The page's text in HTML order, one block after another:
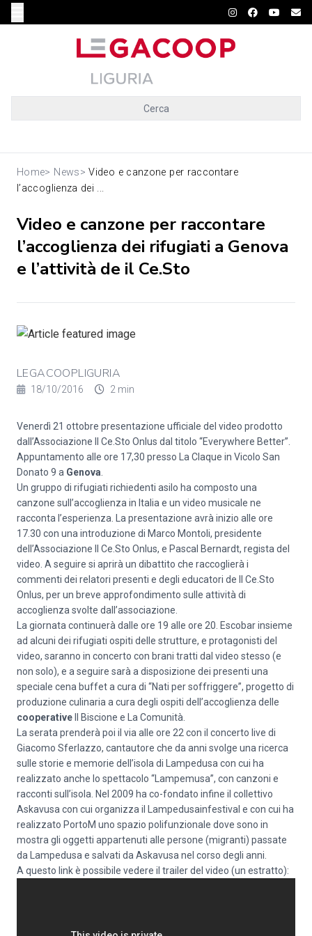
Cerca
Home> News> Video e canzone per raccontare
l’accoglienza dei ...
Video e canzone per raccontare
l’accoglienza dei rifugiati a Genova
e l’attività de il Ce.Sto
LEGACOOPLIGURIA
18/10/2016 2 min
Venerdì 21 ottobre presentazione ufficiale del video prodotto
dall’Associazione Il Ce.Sto Onlus dal titolo “Everywhere Better”.
Appuntamento alle ore 17,30 presso La Claque in Vicolo San
Donato 9 a Genova
Un gruppo di rifugiati richiedenti asilo ha composto una
canzone sull’accoglienza in Italia e un video musicale ne
racconta l’esperienza. La presentazione avrà inizio alle ore
17.30 con una introduzione di Marco Montoli, presidente
dell’Associazione Il Ce.Sto Onlus, e Pascal Bernardt, regista del
video. A seguire si aprirà un dibattito che raccoglierà i
commenti dei relatori presenti e degli educatori de Il Ce.Sto
Onlus, per un breve approfondimento sulle attività di
accoglienza svolte dall’associazione.
La giornata continuerà dalle ore 19 alle ore 20. Escobar insieme
ad alcuni dei rifugiati ospiti delle strutture, e protagonisti del
video, saranno in concerto con brani tratti dal video stesso (e
non solo), e a seguire sarà a disposizione dei presenti una
speciale cena buffet a cura di “Nati per soffriggere”, progetto di
produzione culinaria a cura degli ospiti dell’accoglienza delle
cooperative Il Biscione e La Comunità.
La serata prenderà poi il via alle ore 22 con il concerto live di
Giacomo Sferlazzo, cantautore che da anni svolge una ricerca
sulle storie e memorie dell’isola di Lampedusa con cui ha
realizzato anche lo spettacolo “Lampemusa”, con canzoni e
racconti sull’isola. Nel 2009 ha co-fondato infine il collettivo
Askavusa con cui organizza il Lampedusainfestival e con cui ha
realizzato PortoM uno spazio polifunzionale dove sono in
mostra gli oggetti appartenuti alle persone (migranti) passate
da Lampedusa e salvati da Askavusa nel corso degli anni.
A questo link è possibile vedere il trailer del video (un estratto):